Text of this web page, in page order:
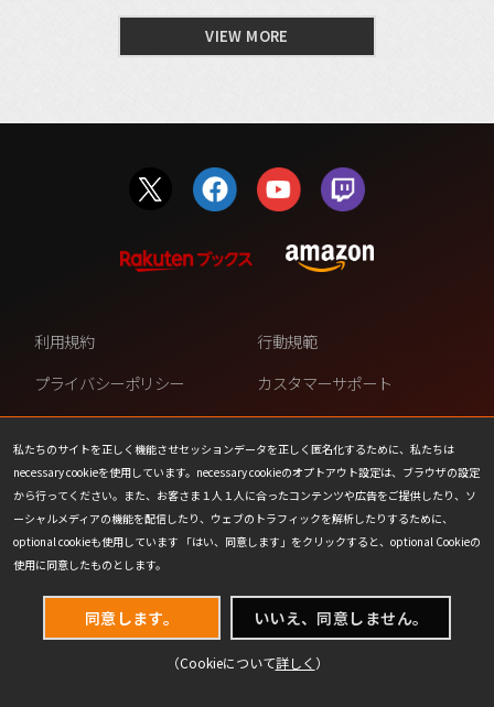
VIEW MORE
私たちのサイトを正しく機能させセッションデータを正しく匿名化するために、私たちは
necessary cookieを使用しています。necessary cookieのオプトアウト設定は、ブラウザの設定
から行ってください。また、お客さま１人１人に合ったコンテンツや広告をご提供したり、ソ
ーシャルメディアの機能を配信したり、ウェブのトラフィックを解析したりするために、
optional cookieも使用しています 「はい、同意します」をクリックすると、optional Cookieの
使用に同意したものとします。
同意します。 いいえ、同意しません。
（Cookieについて詳しく ）
利用規約
行動規範
プライバシーポリシー
カスタマーサポート
ファンコンテンツ・ポリシー
個人情報の販売や共有を許可し
ない
COOKIE
プレスリリース
会社情報
お問い合わせ